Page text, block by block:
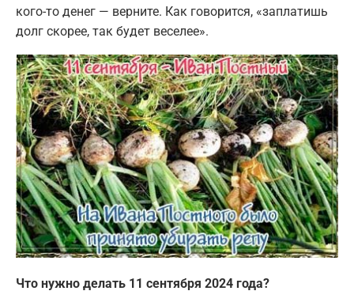
кого-то денег — верните. Как говорится, «заплатишь
долг скорее, так будет веселее».
Что нужно делать 11 сентября 2024 года?